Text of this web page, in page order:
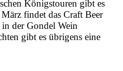
Königstouren gibt es
findet das Craft Beer
der Gondel Wein
gibt es übrigens eine